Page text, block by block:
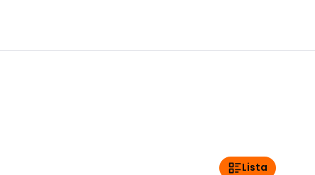
Lista